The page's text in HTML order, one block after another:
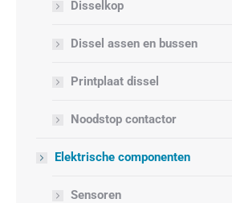
Disselkop
Dissel assen en bussen
Printplaat dissel
Noodstop contactor
Elektrische componenten
Sensoren